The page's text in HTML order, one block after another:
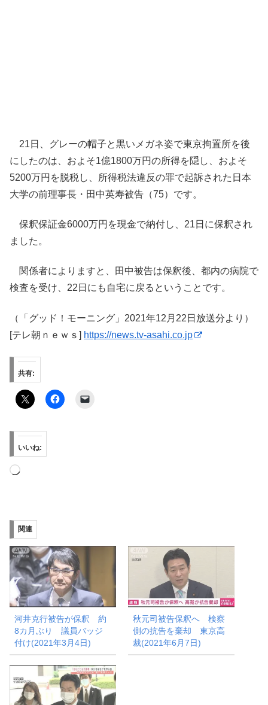
21日、グレーの帽子と黒いメガネ姿で東京拘置所を後
にしたのは、およそ1億1800万円の所得を隠し、およそ
5200万円を脱税し、所得税法違反の罪で起訴された日本
大学の前理事長・田中英寿被告（75）です。
保釈保証金6000万円を現金で納付し、21日に保釈され
ました。
関係者によりますと、田中被告は保釈後、都内の病院で
検査を受け、22日にも自宅に戻るということです。
（「グッド！モーニング」2021年12月22日放送分より）
[テレ朝ｎｅｗｓ] https://news.tv-asahi.co.jp
共有:
いいね:
読
み
中…
関連
河井克行被告が保釈 約
8カ月ぶり 議員バッジ
付け(2021年3月4日)
秋元司被告保釈へ 検察
側の抗告を棄却 東京高
裁(2021年6月7日)